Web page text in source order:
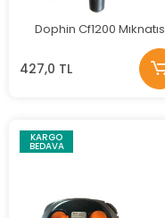
Dophin Cf1200 Mıknatıs
427,0 TL
KARGO
BEDAVA